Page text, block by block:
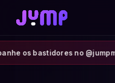
no @jumpmkt •